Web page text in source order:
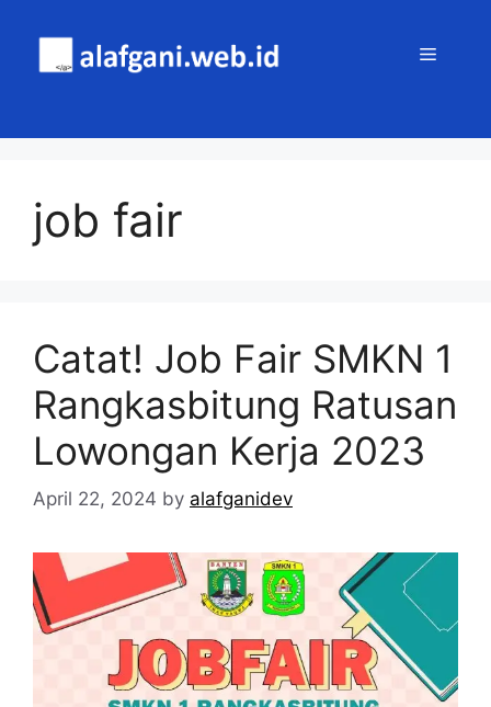
content
MENU
job fair
Catat! Job Fair SMKN 1
Rangkasbitung Ratusan
Lowongan Kerja 2023
April 22, 2024 by alafganidev